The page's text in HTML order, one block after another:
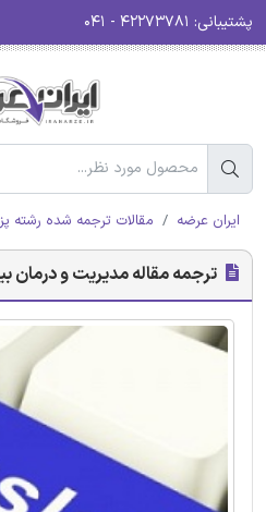
پشتیبانی:
ایران عرضه مقالات ترجمه شده رشته
ترجمه مقاله مدیریت و درمان